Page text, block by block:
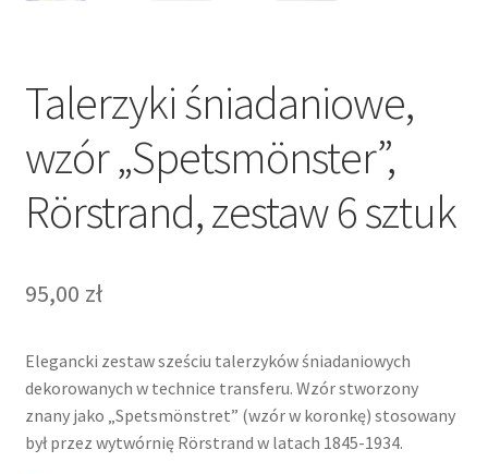
Talerzyki śniadaniowe,
wzór „Spetsmönster”,
Rörstrand, zestaw 6 sztuk
95,00 zł
Elegancki zestaw sześciu talerzyków śniadaniowych
dekorowanych w technice transferu. Wzór stworzony
znany jako „Spetsmönstret” (wzór w koronkę) stosowany
był przez wytwórnię Rörstrand w latach 1845-1934.